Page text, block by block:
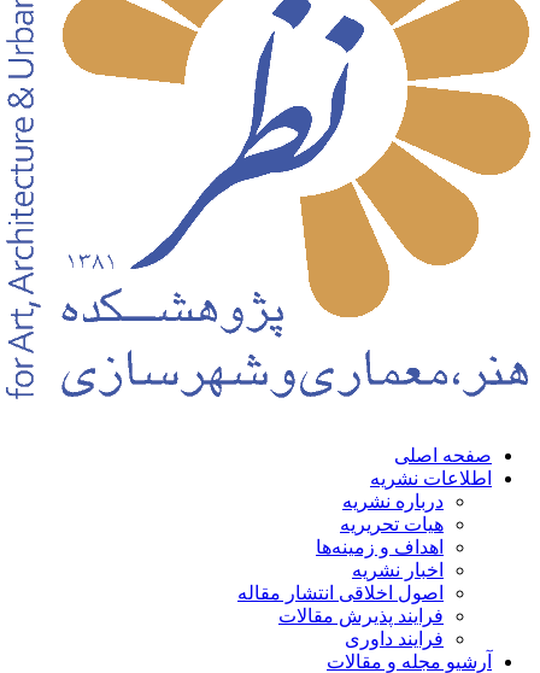
اصلی
نشریه
درباره نشریه
هیات تحریریه
اهداف و زمینه‌ها
اخبار نشریه
اصول اخلاقی انتشار مقاله
فرایند پذیرش مقالات
فرایند داوری
مجله و مقالات